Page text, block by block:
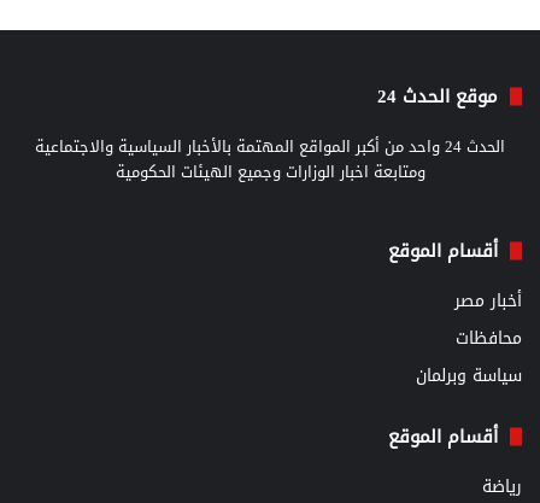
موقع الحدث 24
الحدث 24 واحد من أكبر المواقع المهتمة بالأخبار السياسية والاجتماعية
ومتابعة اخبار الوزارات وجميع الهيئات الحكومية
أقسام الموقع
أخبار مصر
محافظات
سياسة وبرلمان
أقسام الموقع
رياضة